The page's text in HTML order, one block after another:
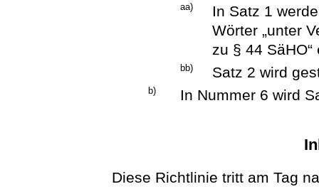
aa)
In Satz 1
Wörter „unter
zu § 44
bb) Satz 2 wird
b) In Nummer 6 wird
Diese Richtlinie tritt am Tag